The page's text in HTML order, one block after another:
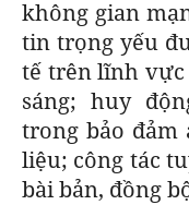
không gian
tin trọng yếu
tế trên lĩnh
sáng; huy
trong bảo
liệu; công tác
bài bản, đồng